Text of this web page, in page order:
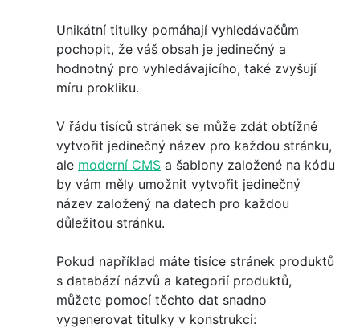
Unikátní titulky pomáhají vyhledávačům
pochopit, že váš obsah je jedinečný a
hodnotný pro vyhledávajícího, také zvyšují
míru prokliku.
V řádu tisíců stránek se může zdát obtížné
vytvořit jedinečný název pro každou stránku,
ale moderní CMS a šablony založené na kódu
by vám měly umožnit vytvořit jedinečný
název založený na datech pro každou
důležitou stránku.
Pokud například máte tisíce stránek produktů
s databází názvů a kategorií produktů,
můžete pomocí těchto dat snadno
vygenerovat titulky v konstrukci: